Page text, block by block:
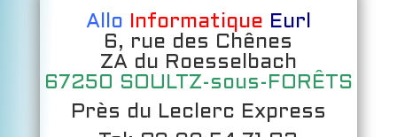
Allo Informatique Eurl
6, rue des Chênes
ZA du Roesselbach
67250 SOULTZ-sous-FORÊTS
Près du Leclerc Express